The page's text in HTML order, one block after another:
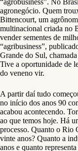
agronegócio. Quem
Bittencourt, um
multinacional criada no
vender sementes de
“agribusiness”,
Grande do Sul,
Tive a oportunidade de
do veneno vir.
A partir daí tudo
no início dos anos 90
acabou acontecendo.
ao que temos hoje. Há
processo. Quanto o Rio
vinte anos? Quanto a
anos e quanto